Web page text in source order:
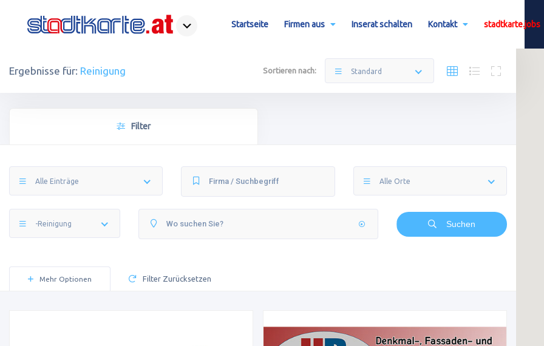
Startseite Firmen aus Inserat schalten Kontakt stadtkarte.jobs
Ergebnisse für: Reinigung Sortieren nach: Standard
Filter
Alle Einträge Alle Orte
-Reinigung Suchen
Mehr Optionen Filter Zurücksetzen